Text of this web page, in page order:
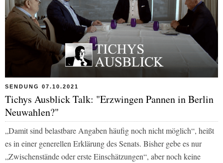
SENDUNG 07.10.2021
Tichys Ausblick Talk: "Erzwingen Pannen in Berlin
Neuwahlen?"
„Damit sind belastbare Angaben häufig noch nicht möglich“, heißt
es in einer generellen Erklärung des Senats. Bisher gebe es nur
„Zwischenstände oder erste Einschätzungen“, aber noch keine